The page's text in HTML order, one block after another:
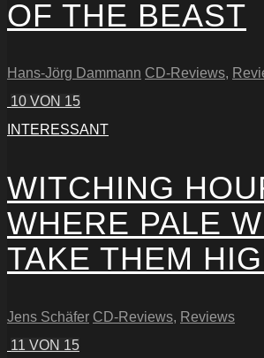
OF THE BEAST
Hans-Jörg Dammann CD-Reviews,
10 VON 15
INTERESSANT
WITCHING
WHERE PALE
TAKE THEM
Jens Schäfer CD-Reviews, Reviews
11 VON 15